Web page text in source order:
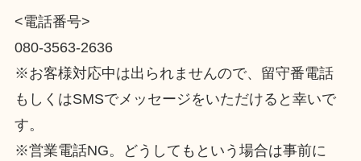
<電話番号>
080-3563-2636
※お客様対応中は出られませんので、留守番電話
もしくはSMSでメッセージをいただけると幸いで
す。
※営業電話NG。どうしてもという場合は事前に